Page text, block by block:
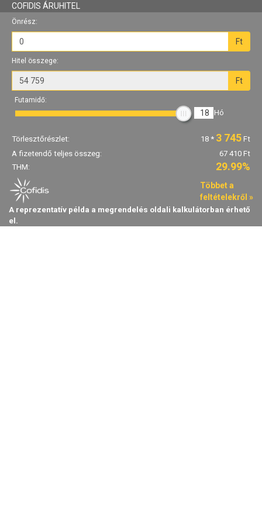
COFIDIS ÁRUHITEL
Önrész:
Ft
Hitel összege:
Ft
Futamidő:
18 Hó
Törlesztőrészlet: 18 * 3 745 Ft
A fizetendő teljes összeg:
67 410 Ft
THM:
29.99%
Többet a
feltételekről »
A reprezentatív példa a megrendelés oldali kalkulátorban érhető
el.